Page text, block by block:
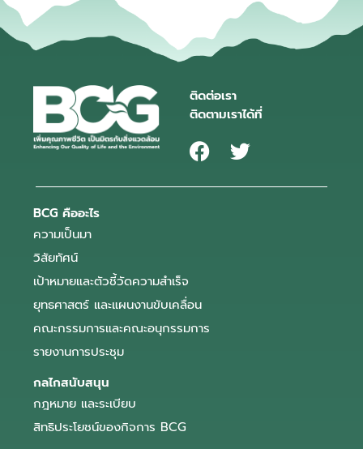
ติดต่อเรา
ติดตามเราได้ที่
BCG คืออะไร
ความเป็นมา
วิสัยทัศน์
เป้าหมายและตัวชี้วัดความสำเร็จ
ยุทธศาสตร์ และแผนงานขับเคลื่อน
คณะกรรมการและคณะอนุกรรมการ
รายงานการประชุม
กลไกสนับสนุน
กฎหมาย และระเบียบ
สิทธิประโยชน์ของกิจการ BCG